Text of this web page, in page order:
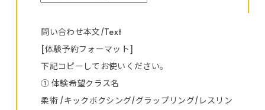
問い合わせ本文/Text
[体験予約フォーマット]
下記コピーしてお使いください。
① 体験希望クラス名
柔術 /キックボクシング/グラップリング/レスリン